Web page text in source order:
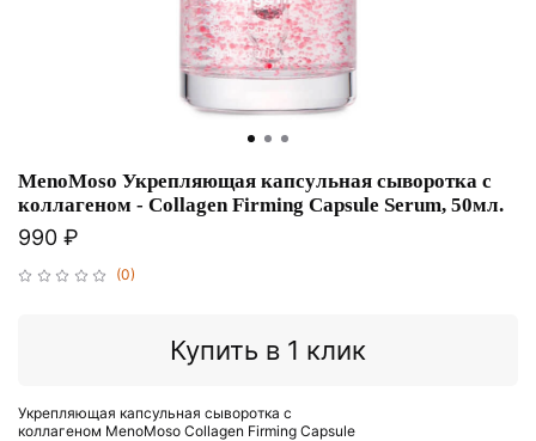
(0)
MenoMoso Укрепляющая капсульная сыворотка с
коллагеном - Collagen Firming Capsule Serum, 50мл.
990 ₽
Купить в 1 клик
Укрепляющая капсульная сыворотка с
коллагеном MenoMoso Collagen Firming Capsule